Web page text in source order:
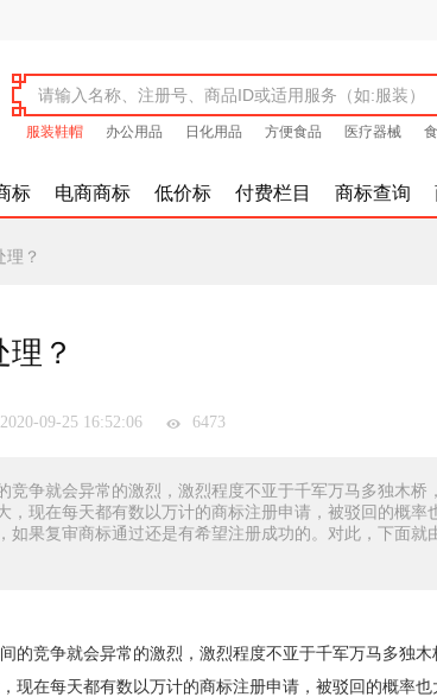
服装鞋帽 办公用品 日化用品 方便食品 医疗器械
标 电商商标 低价标 付费栏目 商标查询
理？
？
2020-09-25 16:52:06 6473
竞争就会异常的激烈，激烈程度不亚于千军万马多独木
，现在每天都有数以万计的商标注册申请，被驳回的概
如果复审商标通过还是有希望注册成功的。对此，下面就
的竞争就会异常的激烈，激烈程度不亚于千军万马多独
现在每天都有数以万计的商标注册申请，被驳回的概率